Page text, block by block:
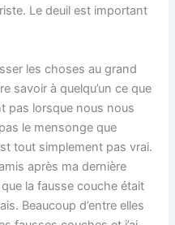
Le deuil est important
les choses au grand
savoir à quelqu’un ce que
pas lorsque nous nous
le mensonge que
tout simplement pas vrai.
après ma dernière
la fausse couche était
Beaucoup d’entre elles